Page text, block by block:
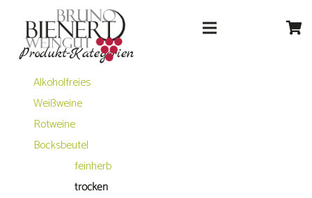
Produkt-Kategorien
Alkoholfreies
Weißweine
Rotweine
Bocksbeutel
feinherb
trocken